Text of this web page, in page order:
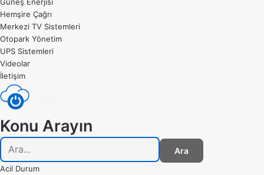
Hemşire Çağrı
Merkezi TV Sistemleri
Otopark Yönetim
UPS Sistemleri
Videolar
İletişim
Konu Arayın
Ara
Acil Durum